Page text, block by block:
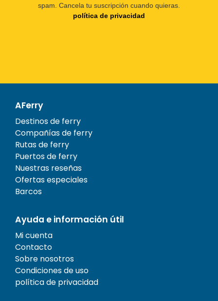
spam. Cancela tu suscripción cuando quieras.
política de privacidad
AFerry
Destinos de ferry
Compañías de ferry
Rutas de ferry
Puertos de ferry
Nuestras reseñas
Ofertas especiales
Barcos
Ayuda e información útil
Mi cuenta
Contacto
Sobre nosotros
Condiciones de uso
política de privacidad